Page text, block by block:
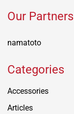
Our Partners
namatoto
Categories
Accessories
Articles